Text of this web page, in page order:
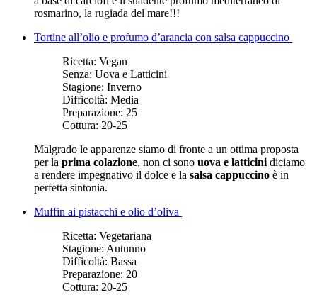
rosmarino, la rugiada del mare!!!
Tortine all’olio e profumo d’arancia con salsa cappuccino
Ricetta: Vegan
Senza: Uova e Latticini
Stagione: Inverno
Difficoltà: Media
Preparazione: 25
Cottura: 20-25
Malgrado le apparenze siamo di fronte a un ottima proposta
per la prima colazione, non ci sono uova e latticini diciamo
a rendere impegnativo il dolce e la salsa cappuccino è in
perfetta sintonia.
Muffin ai pistacchi e olio d’oliva
Ricetta: Vegetariana
Stagione: Autunno
Difficoltà: Bassa
Preparazione: 20
Cottura: 20-25